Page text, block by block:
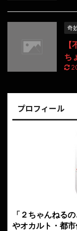
奇
ち
プロフィール
「２ちゃんねる
やオカルト・都